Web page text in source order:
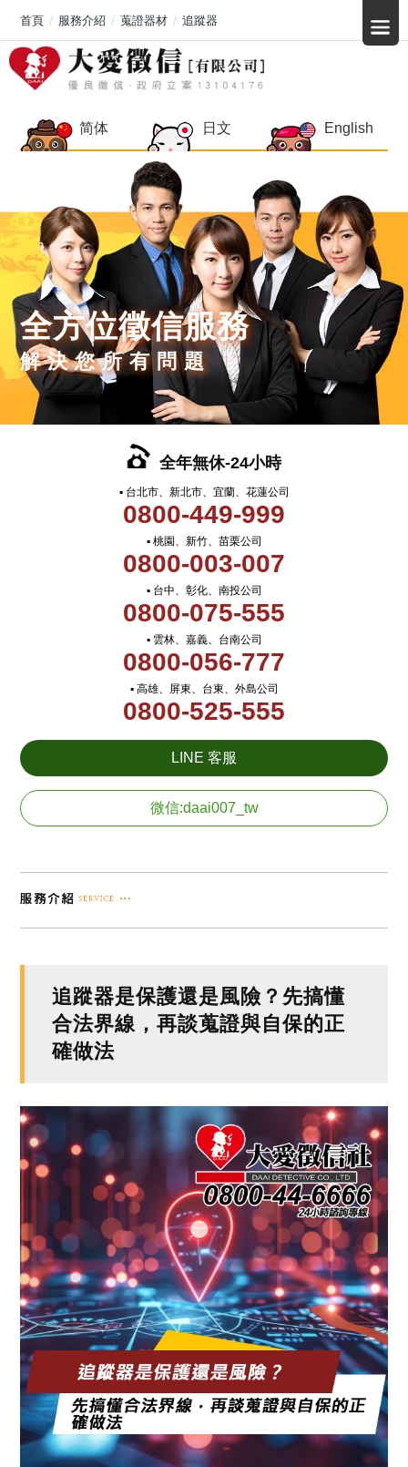
简体 日文 English
全方位徵信服務
解決您所有問題
全年無休-24小時
▪ 台北市、新北市、宜蘭、花蓮公司
0800-449-999
▪ 桃園、新竹、苗栗公司
0800-003-007
▪ 台中、彰化、南投公司
0800-075-555
▪ 雲林、嘉義、台南公司
0800-056-777
▪ 高雄、屏東、台東、外島公司
0800-525-555
LINE 客服
微信:daai007_tw
首頁 服務介紹 蒐證器材 追蹤器
追蹤器是保護還是風險？先搞懂
合法界線，再談蒐證與自保的正
確做法